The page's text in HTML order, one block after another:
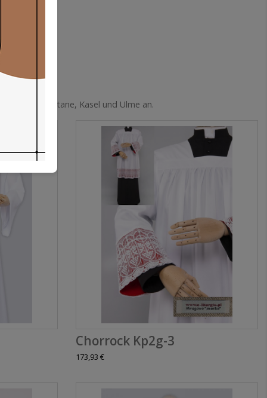
wie Soutane, Kasel und Ulme an.
Chorrock Kp2g-3
173,93 €